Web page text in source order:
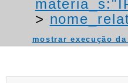
>
mostrar execução